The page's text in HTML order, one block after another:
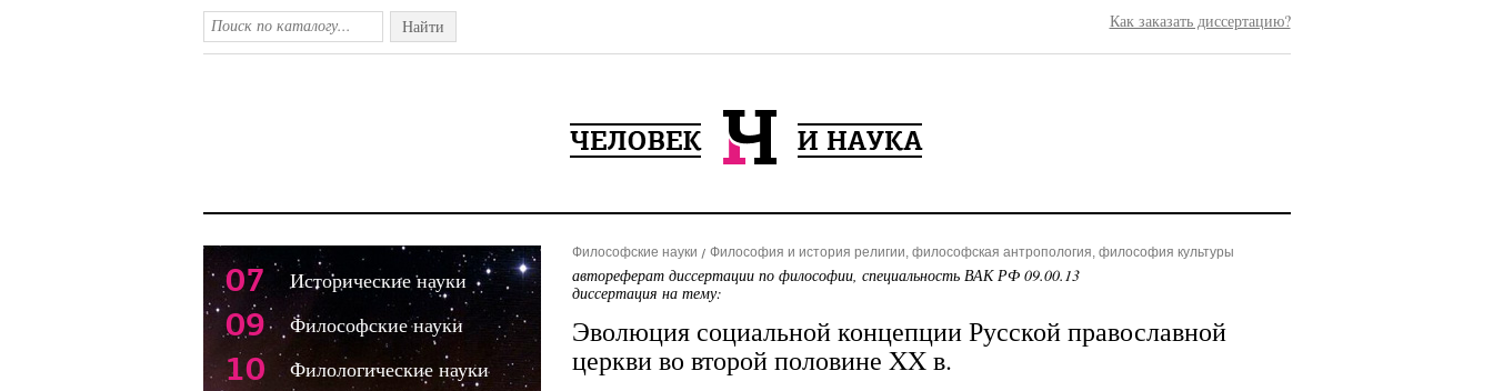
Найти Как заказать диссертацию?
Философские науки Философия и история религии, философская антропология, философия культуры
автореферат диссертации по философии, специальность ВАК РФ 09.00.13
диссертация на тему:
Эволюция социальной концепции Русской православной
церкви во второй половине XX в.
07 Исторические науки
09 Философские науки
10 Филологические науки